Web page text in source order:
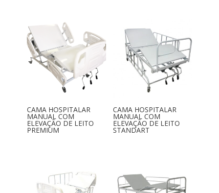
CAMA HOSPITALAR
MANUAL COM
ELEVAÇÃO DE LEITO
PREMIUM
CAMA HOSPITALAR
MANUAL COM
ELEVAÇÃO DE LEITO
STANDART